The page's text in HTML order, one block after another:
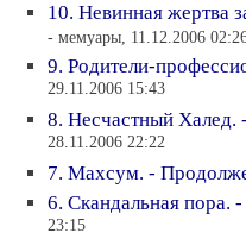
10. Невинная жертва
- мемуары, 11.12.2006
9. Родители-
29.11.2006 15:43
8. Несчастный Халед.
28.11.2006 22:22
7. Махсум. -
6. Скандальная пора.
23:15